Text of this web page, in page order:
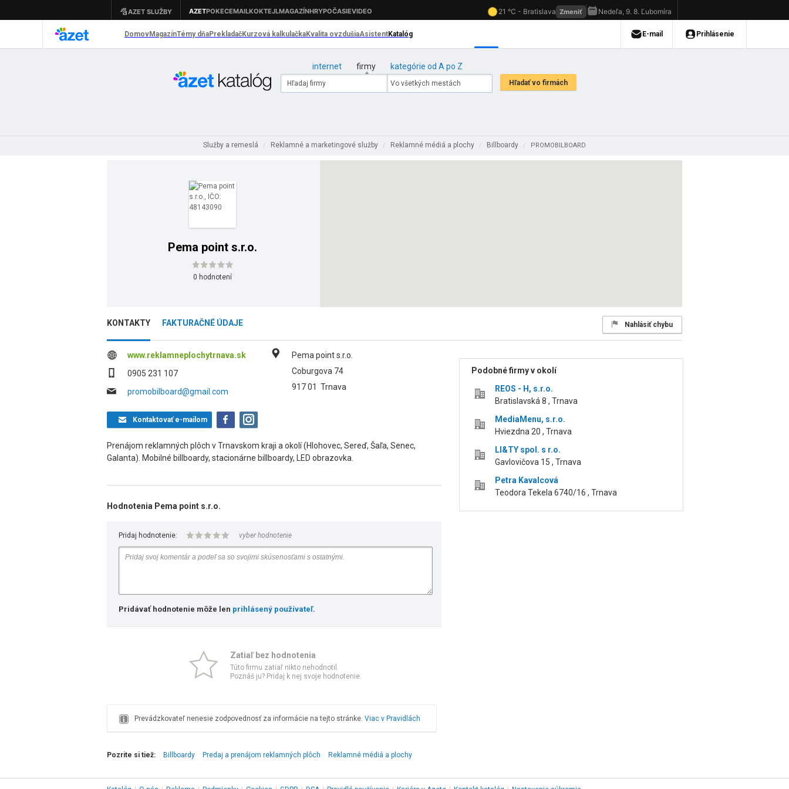
internet firmy kategórie od A po Z
Služby a remeslá / Reklamné a marketingové služby / Reklamné médiá a plochy / Billboardy / PROMOBILBOARD
Pema point s.r.o.
0 hodnotení
KONTAKTY FAKTURAČNÉ ÚDAJE Nahlásiť chybu
www.reklamneplochytrnava.sk
0905 231 107
promobilboard@gmail.com
Pema point s.r.o.
Coburgova 74
917 01 Trnava
Kontaktovaťe-mailom
Prenájom reklamných plôch v Trnavskom kraji a okolí (Hlohovec, Sereď, Šaľa, Senec,
Galanta). Mobilné billboardy, stacionárne billboardy, LED obrazovka.
Hodnotenia Pema point s.r.o.
Pridaj hodnotenie: vyber hodnotenie
Pridávať hodnotenie môže len prihlásený používateľ.
Zatiaľ bez hodnotenia
Túto firmu zatiaľ nikto nehodnotil.
Poznáš ju? Pridaj k nej svoje hodnotenie.
Prevádzkovateľ nenesie zodpovednosť za informácie na tejto stránke. Viac v Pravidlách
Podobné firmy v okolí
REOS - H, s.r.o.
Bratislavská 8 , Trnava
MediaMenu, s.r.o.
Hviezdna 20 , Trnava
LI&TY spol. s r.o.
Gavlovičova 15 , Trnava
Petra Kavalcová
Teodora Tekela 6740/16 , Trnava
Pozrite si tiež: Billboardy Predaj a prenájom reklamných plôch Reklamné médiá a plochy